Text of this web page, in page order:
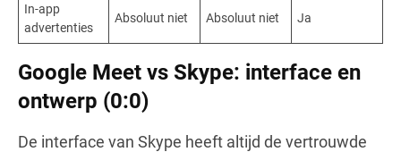
In-app
advertenties
Absoluut niet Absoluut niet Ja
Google Meet vs Skype: interface en
ontwerp (0:0)
De interface van Skype heeft altijd de vertrouwde